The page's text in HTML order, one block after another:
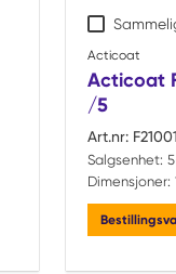
Acticoat
Acticoat
/5
Art.nr: F21001
Salgsenhet:
Dimensjoner: